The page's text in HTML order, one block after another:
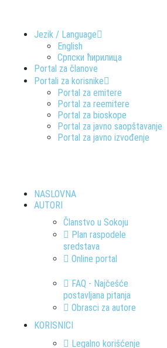
Jezik / Language
English
Српски ћирилица
Portal za članove
Portali za korisnike
Portal za emitere
Portal za reemitere
Portal za bioskope
Portal za javno saopštavanje
Portal za javno izvođenje
NASLOVNA
AUTORI
Članstvo u Sokoju
Plan raspodele
sredstava
Online portal
FAQ - Najčešće
postavljana pitanja
Obrasci za autore
KORISNICI
Legalno korišćenje